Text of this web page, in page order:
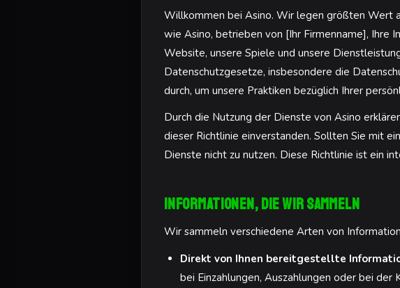
Willkommen bei Asino. Wir legen größten Wert
wie Asino, betrieben von [Ihr Firmenname], Ihre
Website, unsere Spiele und unsere
Datenschutzgesetze, insbesondere die
durch, um unsere Praktiken bezüglich Ihrer
Durch die Nutzung der Dienste von Asino
dieser Richtlinie einverstanden. Sollten Sie mit
Dienste nicht zu nutzen. Diese Richtlinie ist ein
Informationen, die wir sammeln
Wir sammeln verschiedene Arten von
Direkt von Ihnen bereitgestellte
bei Einzahlungen, Auszahlungen oder bei